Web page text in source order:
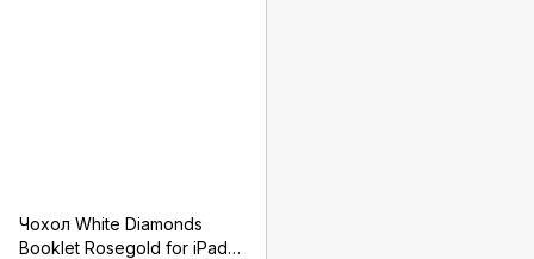
Чохол White Diamonds
Booklet Rosegold for iPad